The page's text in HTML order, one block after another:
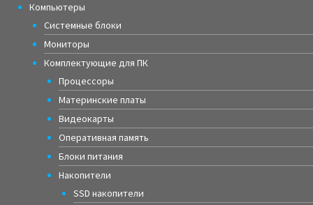
Компьютеры
Системные блоки
Мониторы
Комплектующие для ПК
Процессоры
Материнские платы
Видеокарты
Оперативная память
Блоки питания
Накопители
SSD накопители